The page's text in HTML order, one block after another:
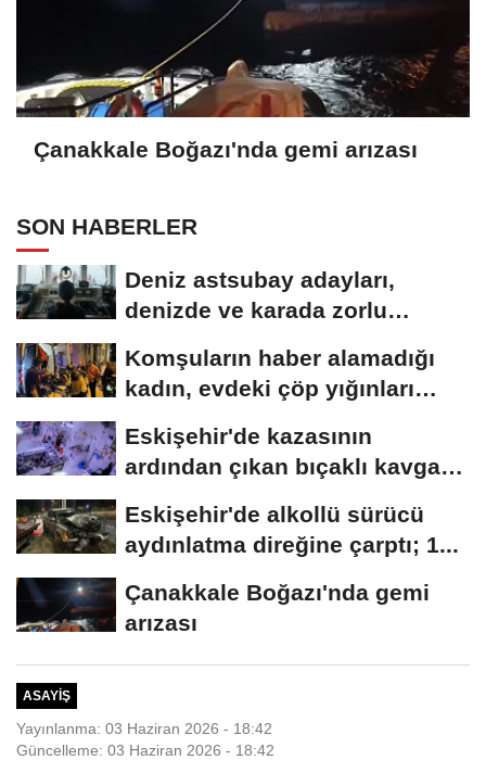
Çanakkale Boğazı'nda gemi arızası
SON HABERLER
Deniz astsubay adayları,
denizde ve karada zorlu
Komşuların haber alamadığı
kadın, evdeki çöp yığınları
Eskişehir'de kazasının
ardından çıkan bıçaklı kavga
Eskişehir'de alkollü sürücü
aydınlatma direğine çarptı; 1...
Çanakkale Boğazı'nda gemi
arızası
ASAYIŞ
Yayınlanma: 03 Haziran 2026 - 18:42
Güncelleme: 03 Haziran 2026 - 18:42